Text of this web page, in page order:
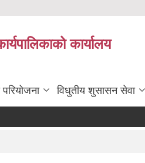
कार्यालय
विधुतीय शुसासन सेवा